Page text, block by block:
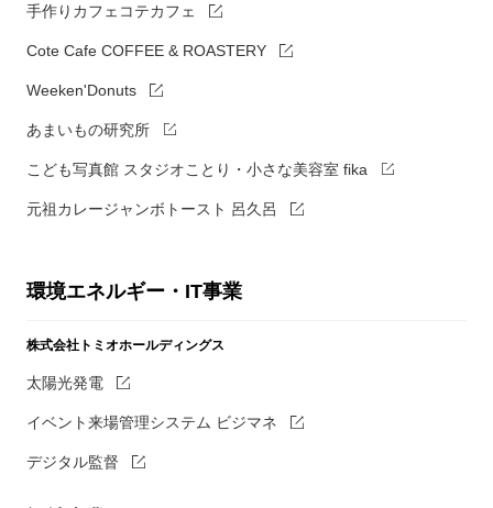
手作りカフェコテカフェ
Cote Cafe COFFEE & ROASTERY
Weeken'Donuts
あまいもの研究所
こども写真館 スタジオことり・小さな美容室 fika
元祖カレージャンボトースト 呂久呂
環境エネルギー・IT事業
株式会社トミオホールディングス
太陽光発電
イベント来場管理システム ビジマネ
デジタル監督